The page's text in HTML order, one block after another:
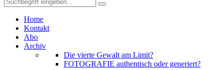
Home
Kontakt
Abo
Archiv
Die vierte Gewalt am Limit?
FOTOGRAFIE authentisch oder generiert?